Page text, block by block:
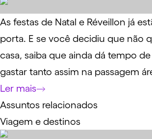
As festas de Natal e Réveillon já
porta. E se você decidiu que não
casa, saiba que ainda dá tempo
gastar tanto assim na passagem
Ler mais
Assuntos relacionados
Viagem e destinos